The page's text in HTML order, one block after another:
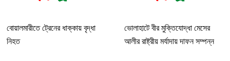
বোয়ালমারীতে ট্রেনের ধাক্কায় বৃদ্ধা
নিহত
ভোলাহাটে বীর মুক্তিযোদ্ধা মেসের
আলীর রাষ্ট্রীয় মর্যাদায় দাফন সম্পন্ন